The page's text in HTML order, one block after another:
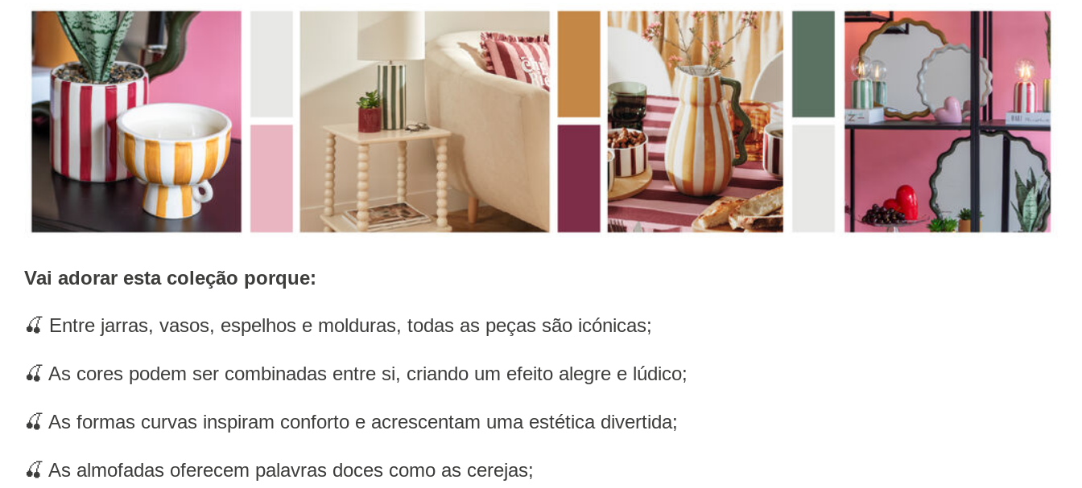
Vai adorar esta coleção porque:
🍒 Entre jarras, vasos, espelhos e molduras, todas as peças são icónicas;
🍒 As cores podem ser combinadas entre si, criando um efeito alegre e lúdico;
🍒 As formas curvas inspiram conforto e acrescentam uma estética divertida;
🍒 As almofadas oferecem palavras doces como as cerejas;